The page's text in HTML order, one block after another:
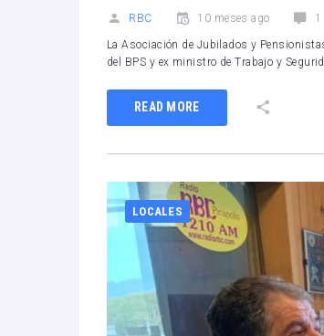
RBC 10 meses ago 1
La Asociación de Jubilados y
del BPS y ex ministro de Trabajo y
READ MORE
LOCALES